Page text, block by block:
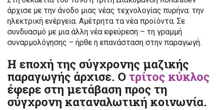
άρχισε με την άνοδο μιας νέας τεχνολογίας πυρήνα: την
ηλεκτρική ενέργεια. Αμέτρητα τα νέα προϊόντα. Σε
συνδυασμό με μια άλλη νέα εφεύρεση – τη γραμμή
συναρμολόγησης – ήρθε η επανάσταση στην παραγωγή.
Η εποχή της σύγχρονης μαζικής
παραγωγής άρχισε. Ο τρίτος κύκλος
έφερε στη μετάβαση προς τη
σύγχρονη καταναλωτική κοινωνία.